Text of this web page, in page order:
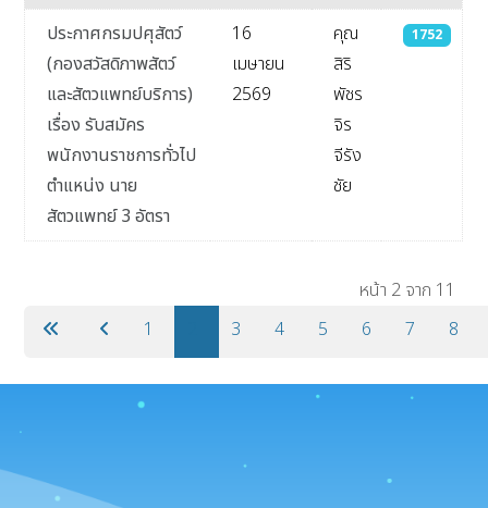
ประกาศกรมปศุสัตว์
(กองสวัสดิภาพสัตว์
และสัตวแพทย์บริการ)
เรื่อง รับสมัคร
พนักงานราชการทั่วไป
ตำแหน่ง นาย
สัตวแพทย์ 3 อัตรา
16
เมษายน
2569
คุณ
สิริ
พัชร
จิร
จีรัง
ชัย
1752
หน้า 2 จาก 11
1
3 4 5 6 7 8